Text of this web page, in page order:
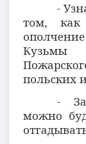
-
том, как
польских
-
можно